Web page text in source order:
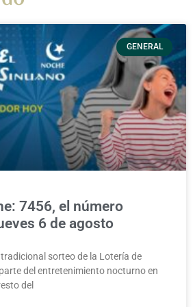
GENERAL
7456, el número
6 de agosto
tradicional sorteo de la Lotería de
del entretenimiento nocturno en
del